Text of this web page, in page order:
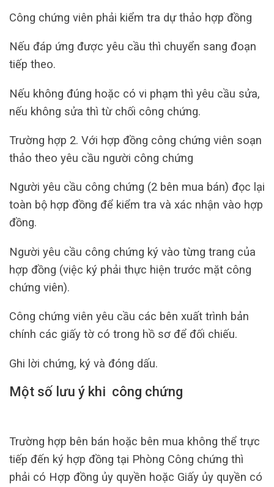
Công chứng viên phải kiểm tra dự thảo hợp đồng
Nếu đáp ứng được yêu cầu thì chuyển sang đoạn
tiếp theo.
Nếu không đúng hoặc có vi phạm thì yêu cầu sửa,
nếu không sửa thì từ chối công chứng.
Trường hợp 2. Với hợp đồng công chứng viên soạn
thảo theo yêu cầu người công chứng
Người yêu cầu công chứng (2 bên mua bán) đọc lại
toàn bộ hợp đồng để kiểm tra và xác nhận vào hợp
đồng.
Người yêu cầu công chứng ký vào từng trang của
hợp đồng (việc ký phải thực hiện trước mặt công
chứng viên).
Công chứng viên yêu cầu các bên xuất trình bản
chính các giấy tờ có trong hồ sơ để đối chiếu.
Ghi lời chứng, ký và đóng dấu.
Một số lưu ý khi công chứng
Trường hợp bên bán hoặc bên mua không thể trực
tiếp đến ký hợp đồng tại Phòng Công chứng thì
phải có Hợp đồng ủy quyền hoặc Giấy ủy quyền có